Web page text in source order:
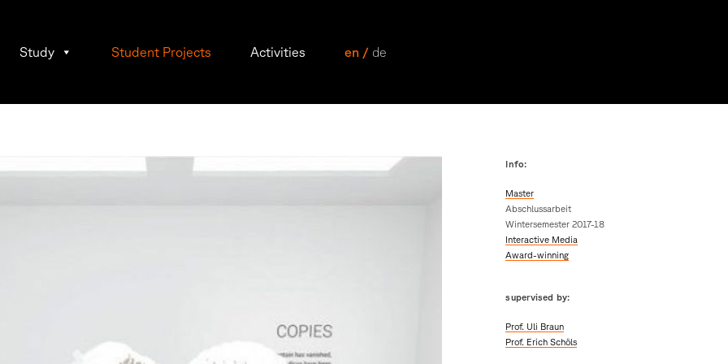
Study Student Projects Activities en / de
Info:
Master
Abschlussarbeit
Wintersemester 2017-18
Interactive Media
Award-winning
supervised by:
Prof. Uli Braun
Prof. Erich Schöls